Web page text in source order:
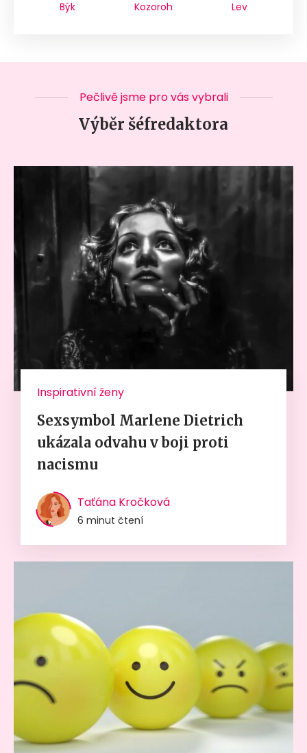
Býk Kozoroh Lev
Pečlivě jsme pro vás vybrali
Výběr šéfredaktora
Inspirativní ženy
Sexsymbol Marlene Dietrich
ukázala odvahu v boji proti
nacismu
Taťána Kročková
6 minut čtení